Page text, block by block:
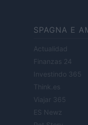
SPAGNA E
Actualidad
Finanzas 24
Investindo 365
Think.es
Viajar 365
ES Newz